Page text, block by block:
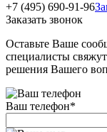
+7 (495) 690-91-96
Заказать звонок
Оставьте Ваше
специалисты
решения Вашего
Ваш телефон*